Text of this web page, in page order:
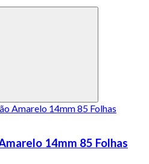
14mm 85 Folhas